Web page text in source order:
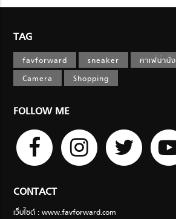
TAG
favforward sneaker คาเฟ่น่านั่ง
Camera
Shopping
FOLLOW ME
CONTACT
เว็บไซต์ : www.favforward.com